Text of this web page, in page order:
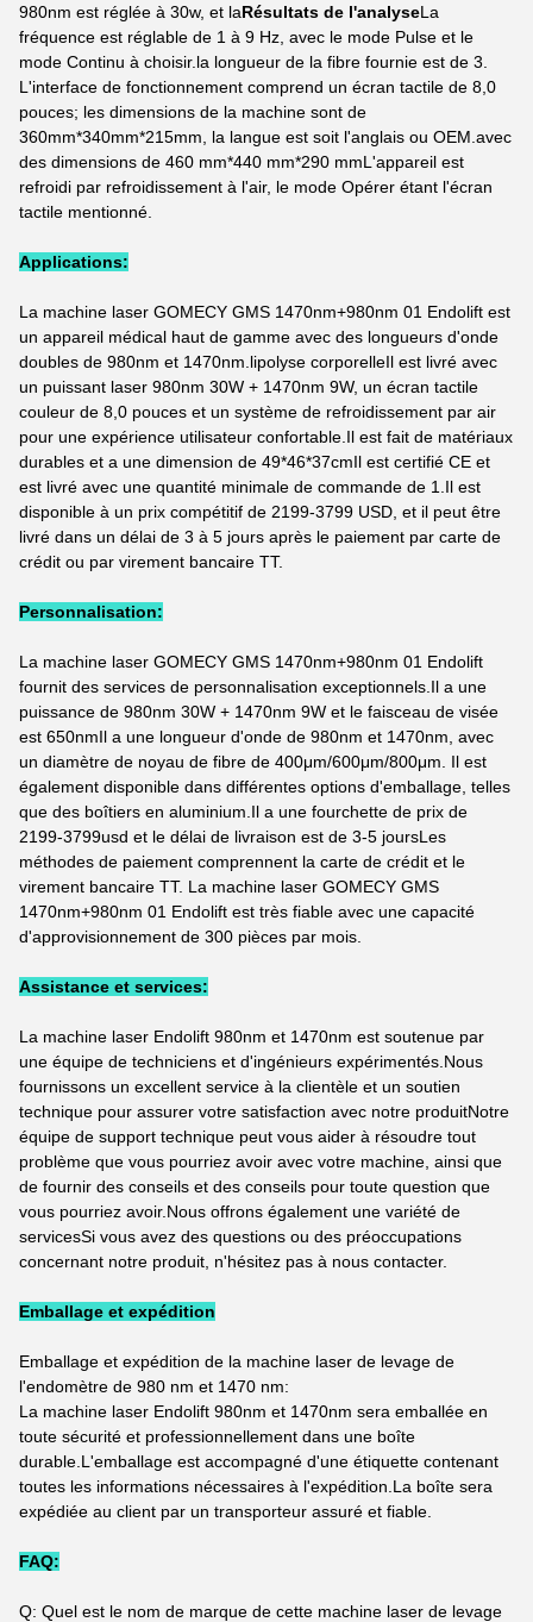
980nm est réglée à 30w, et laRésultats de l'analyseLa
fréquence est réglable de 1 à 9 Hz, avec le mode Pulse et le
mode Continu à choisir.la longueur de la fibre fournie est de 3.
L'interface de fonctionnement comprend un écran tactile de 8,0
pouces; les dimensions de la machine sont de
360mm*340mm*215mm, la langue est soit l'anglais ou OEM.avec
des dimensions de 460 mm*440 mm*290 mmL'appareil est
refroidi par refroidissement à l'air, le mode Opérer étant l'écran
tactile mentionné.
Applications:
La machine laser GOMECY GMS 1470nm+980nm 01 Endolift est
un appareil médical haut de gamme avec des longueurs d'onde
doubles de 980nm et 1470nm.lipolyse corporelleIl est livré avec
un puissant laser 980nm 30W + 1470nm 9W, un écran tactile
couleur de 8,0 pouces et un système de refroidissement par air
pour une expérience utilisateur confortable.Il est fait de matériaux
durables et a une dimension de 49*46*37cmIl est certifié CE et
est livré avec une quantité minimale de commande de 1.Il est
disponible à un prix compétitif de 2199-3799 USD, et il peut être
livré dans un délai de 3 à 5 jours après le paiement par carte de
crédit ou par virement bancaire TT.
Personnalisation:
La machine laser GOMECY GMS 1470nm+980nm 01 Endolift
fournit des services de personnalisation exceptionnels.Il a une
puissance de 980nm 30W + 1470nm 9W et le faisceau de visée
est 650nmIl a une longueur d'onde de 980nm et 1470nm, avec
un diamètre de noyau de fibre de 400μm/600μm/800μm. Il est
également disponible dans différentes options d'emballage, telles
que des boîtiers en aluminium.Il a une fourchette de prix de
2199-3799usd et le délai de livraison est de 3-5 joursLes
méthodes de paiement comprennent la carte de crédit et le
virement bancaire TT. La machine laser GOMECY GMS
1470nm+980nm 01 Endolift est très fiable avec une capacité
d'approvisionnement de 300 pièces par mois.
Assistance et services:
La machine laser Endolift 980nm et 1470nm est soutenue par
une équipe de techniciens et d'ingénieurs expérimentés.Nous
fournissons un excellent service à la clientèle et un soutien
technique pour assurer votre satisfaction avec notre produitNotre
équipe de support technique peut vous aider à résoudre tout
problème que vous pourriez avoir avec votre machine, ainsi que
de fournir des conseils et des conseils pour toute question que
vous pourriez avoir.Nous offrons également une variété de
servicesSi vous avez des questions ou des préoccupations
concernant notre produit, n'hésitez pas à nous contacter.
Emballage et expédition
Emballage et expédition de la machine laser de levage de
l'endomètre de 980 nm et 1470 nm:
La machine laser Endolift 980nm et 1470nm sera emballée en
toute sécurité et professionnellement dans une boîte
durable.L'emballage est accompagné d'une étiquette contenant
toutes les informations nécessaires à l'expédition.La boîte sera
expédiée au client par un transporteur assuré et fiable.
FAQ:
Q: Quel est le nom de marque de cette machine laser de levage